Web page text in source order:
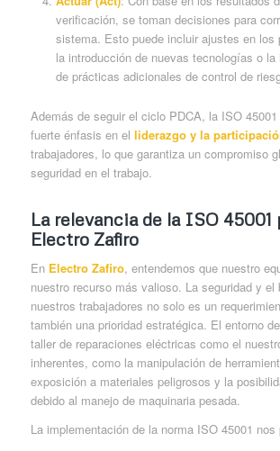
verificación, se toman decisiones para
sistema. Esto puede incluir ajustes en los
la introducción de nuevas tecnologías o la
de prácticas adicionales de control de
Además de seguir el ciclo PDCA, la ISO
fuerte énfasis en el liderazgo y la
trabajadores, lo que garantiza un compromiso
seguridad en el trabajo.
La relevancia de la ISO 45001
Electro Zafiro
En Electro Zafiro, entendemos que nuestro
nuestro recurso más valioso. La seguridad y el
nuestros trabajadores no solo es un
también una prioridad estratégica. El entorno
taller de reparaciones eléctricas como el
inherentes, como la manipulación de
exposición a materiales peligrosos y la
debido al manejo de maquinaria pesada.
La implementación de la norma ISO 45001 nos